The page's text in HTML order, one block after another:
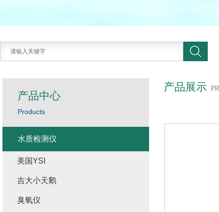
产品展示
产品中心
Products
水质检测仪
美国YSI
吉大小天鹅
臭氧仪